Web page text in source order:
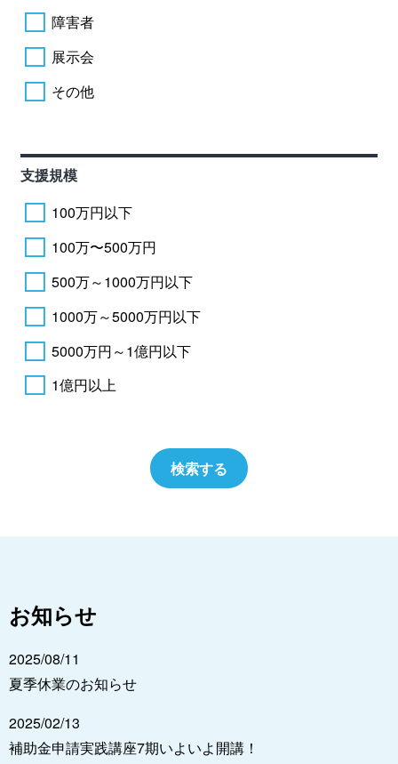
障害者
展示会
その他
支援規模
100万円以下
100万〜500万円
500万～1000万円以下
1000万～5000万円以下
5000万円～1億円以下
1億円以上
お知らせ
2025/08/11
夏季休業のお知らせ
2025/02/13
補助金申請実践講座7期いよいよ開講！